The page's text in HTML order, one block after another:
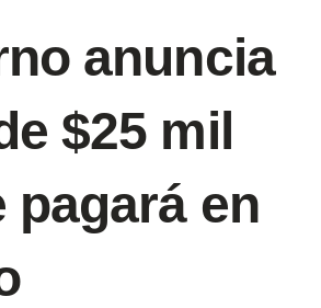
anuncia
$25 mil
pagará en